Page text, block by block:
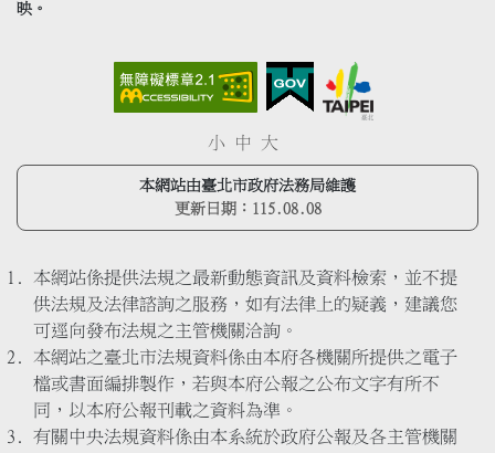
映。
小 中 大
本網站由臺北市政府法務局維護
更新日期： 115.08.08
本網站係提供法規之最新動態資訊及資料檢索，並不提
供法規及法律諮詢之服務，如有法律上的疑義，建議您
可逕向發布法規之主管機關洽詢。
本網站之臺北市法規資料係由本府各機關所提供之電子
檔或書面編排製作，若與本府公報之公布文字有所不
同，以本府公報刊載之資料為準。
有關中央法規資料係由本系統於政府公報及各主管機關